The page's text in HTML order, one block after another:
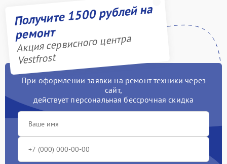
Получите 1500 рублей на
ремонт
Акция сервисного центра
Vestfrost
При оформлении заявки на ремонт техники через
сайт,
действует персональная бессрочная скидка